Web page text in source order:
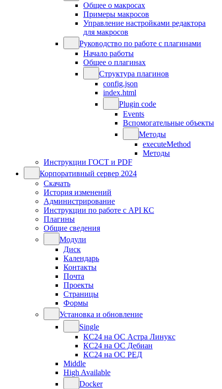
Общее о макросах
Примеры макросов
Управление настройками редактора
для макросов
Руководство по работе с плагинами
Начало работы
Общее о плагинах
Структура плагинов
config.json
index.html
Plugin code
Events
Вспомогательные объекты
Методы
executeMethod
Методы
Инструкции ГОСТ и PDF
Корпоративный сервер 2024
Скачать
История изменений
Администрирование
Инструкции по работе с API КС
Плагины
Общие сведения
Модули
Диск
Календарь
Контакты
Почта
Проекты
Страницы
Формы
Установка и обновление
Single
КС24 на ОС Астра Линукс
КС24 на ОС Дебиан
КС24 на ОС РЕД
Middle
High Available
Docker